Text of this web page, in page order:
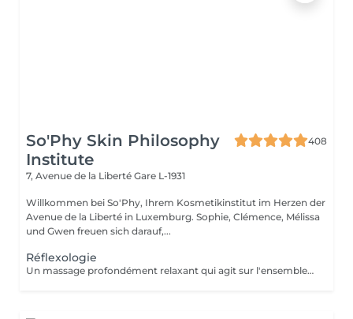
So'Phy Skin Philosophy
Institute
408
7, Avenue de la Liberté Gare L-1931
Willkommen bei So'Phy, Ihrem Kosmetikinstitut im Herzen der
Avenue de la Liberté in Luxemburg. Sophie, Clémence, Mélissa
und Gwen freuen sich darauf,...
Réflexologie
Un massage profondément relaxant qui agit sur l'ensemble du corps à travers des points spécifiques situés au niveau des pieds. Grâce à des pressions ciblées, ce soin permet de relâcher les tensions, stimuler les fonctions naturelles de l'organisme et favoriser une sensation de rééquilibrage global. Il procure une détente profonde, améliore la sensation de légèreté et contribue à apaiser le corps comme l'esprit. Un moment idéal pour relâcher les tensions accumulées, se recentrer et retrouver un état de bien-être global.